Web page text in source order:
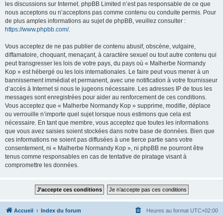
les discussions sur Internet. phpBB Limited n’est pas responsable de ce que
nous acceptons ou n’acceptons pas comme contenu ou conduite permis. Pour
de plus amples informations au sujet de phpBB, veuillez consulter :
https://www.phpbb.com/.
Vous acceptez de ne pas publier de contenu abusif, obscène, vulgaire,
diffamatoire, choquant, menaçant, à caractère sexuel ou tout autre contenu qui
peut transgresser les lois de votre pays, du pays où « Malherbe Normandy
Kop » est hébergé ou les lois internationales. Le faire peut vous mener à un
bannissement immédiat et permanent, avec une notification à votre fournisseur
d’accès à Internet si nous le jugeons nécessaire. Les adresses IP de tous les
messages sont enregistrées pour aider au renforcement de ces conditions.
Vous acceptez que « Malherbe Normandy Kop » supprime, modifie, déplace
ou verrouille n’importe quel sujet lorsque nous estimons que cela est
nécessaire. En tant que membre, vous acceptez que toutes les informations
que vous avez saisies soient stockées dans notre base de données. Bien que
ces informations ne soient pas diffusées à une tierce partie sans votre
consentement, ni « Malherbe Normandy Kop », ni phpBB ne pourront être
tenus comme responsables en cas de tentative de piratage visant à
compromettre les données.
Accueil Index du forum Heures au format UTC+02:00